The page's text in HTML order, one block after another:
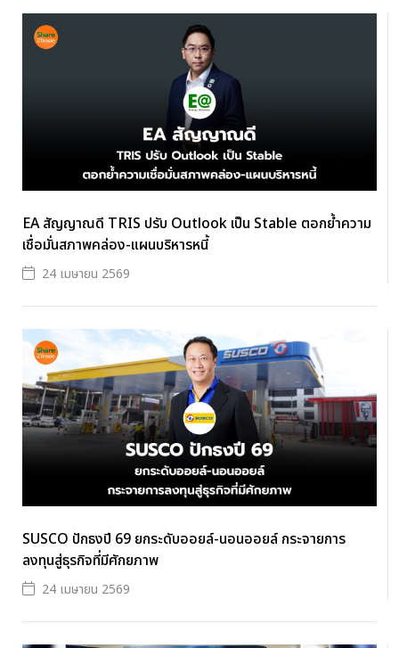
EA สัญญาณดี TRIS ปรับ Outlook เป็น Stable ตอกย้ำความ
เชื่อมั่นสภาพคล่อง-แผนบริหารหนี้
24 เมษายน 2569
SUSCO ปักธงปี 69 ยกระดับออยล์-นอนออยล์ กระจายการ
ลงทุนสู่ธุรกิจที่มีศักยภาพ
24 เมษายน 2569